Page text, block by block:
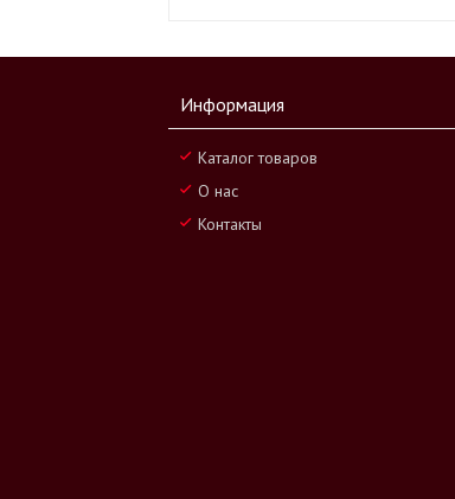
Информация
Каталог товаров
О нас
Контакты